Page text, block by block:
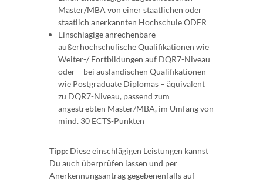
Master/MBA von einer staatlichen oder
staatlich anerkannten Hochschule ODER
Einschlägige anrechenbare
außerhochschulische Qualifikationen wie
Weiter-/ Fortbildungen auf DQR7-Niveau
oder – bei ausländischen Qualifikationen
wie Postgraduate Diplomas – äquivalent
zu DQR7-Niveau, passend zum
angestrebten Master/MBA, im Umfang von
mind. 30 ECTS-Punkten
Tipp: Diese einschlägigen Leistungen kannst
Du auch überprüfen lassen und per
Anerkennungsantrag gegebenenfalls auf